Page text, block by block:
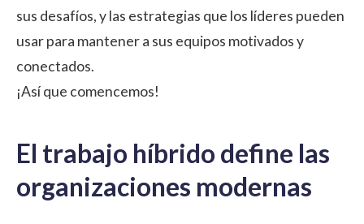
sus desafíos, y las estrategias que los líderes pueden
usar para mantener a sus equipos motivados y
conectados.
¡Así que comencemos!
El trabajo híbrido define las
organizaciones modernas